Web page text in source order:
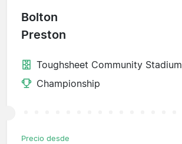
Bolton
Preston
Toughsheet Community Stadium
Championship
Precio desde